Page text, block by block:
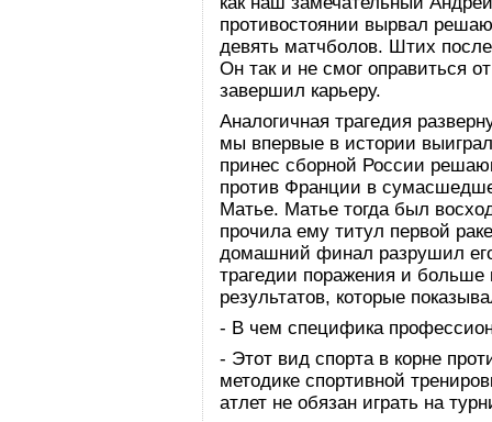
противостоянии вырвал
девять матчболов. Штих
Он так и не смог оправиться
завершил карьеру.
Аналогичная трагедия
мы впервые в истории
принес сборной России
против Франции в
Матье. Матье тогда был
прочила ему титул первой
домашний финал разрушил
трагедии поражения и
результатов, которые
- В чем специфика
- Этот вид спорта в корне
методике спортивной
атлет не обязан играть на